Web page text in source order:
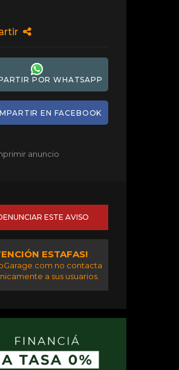
POR WHATSAPP
EN FACEBOOK
anuncio
ESTE AVISO
ESTAFAS!
no contacta
a sus usuarios.